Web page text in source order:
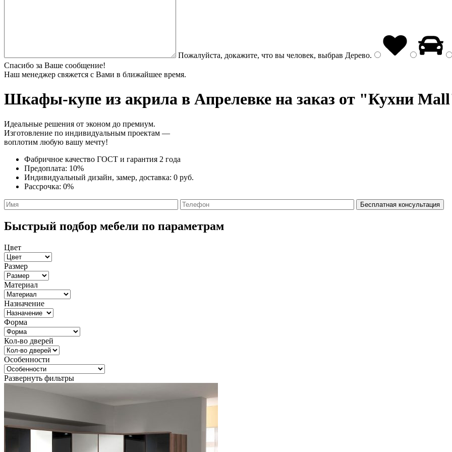
Пожалуйста, докажите, что вы человек, выбрав Дерево.
Спасибо за Ваше сообщение!
Наш менеджер свяжется с Вами в ближайшее время.
Шкафы-купе из акрила в Апрелевке на заказ от "Кухни
Идеальные решения от эконом до премиум.
Изготовление по индивидуальным проектам —
воплотим любую вашу мечту!
Фабричное качество ГОСТ и гарантия 2 года
Предоплата: 10%
Индивидуальный дизайн, замер, доставка: 0 руб.
Рассрочка: 0%
Быстрый подбор мебели по параметрам
Цвет
Размер
Материал
Назначение
Форма
Кол-во дверей
Особенности
Развернуть фильтры